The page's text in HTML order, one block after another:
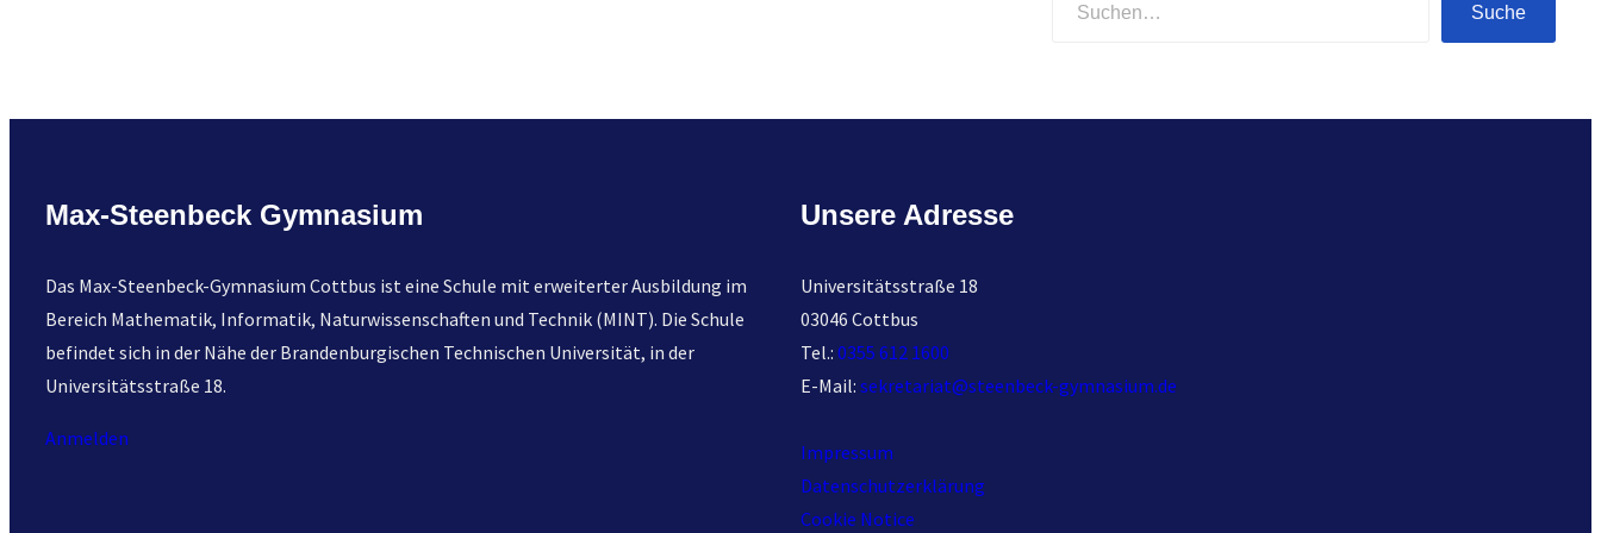
Suche
Max-Steenbeck Gymnasium
Das Max-Steenbeck-Gymnasium Cottbus ist eine Schule mit erweiterter Ausbildung im
Bereich Mathematik, Informatik, Naturwissenschaften und Technik (MINT). Die Schule
befindet sich in der Nähe der Brandenburgischen Technischen Universität, in der
Universitätsstraße 18.
Anmelden
Unsere Adresse
Universitätsstraße 18
03046 Cottbus
Tel.: 0355 612 1600
E-Mail: sekretariat@steenbeck-gymnasium.de
Impressum
Datenschutzerklärung
Cookie Notice